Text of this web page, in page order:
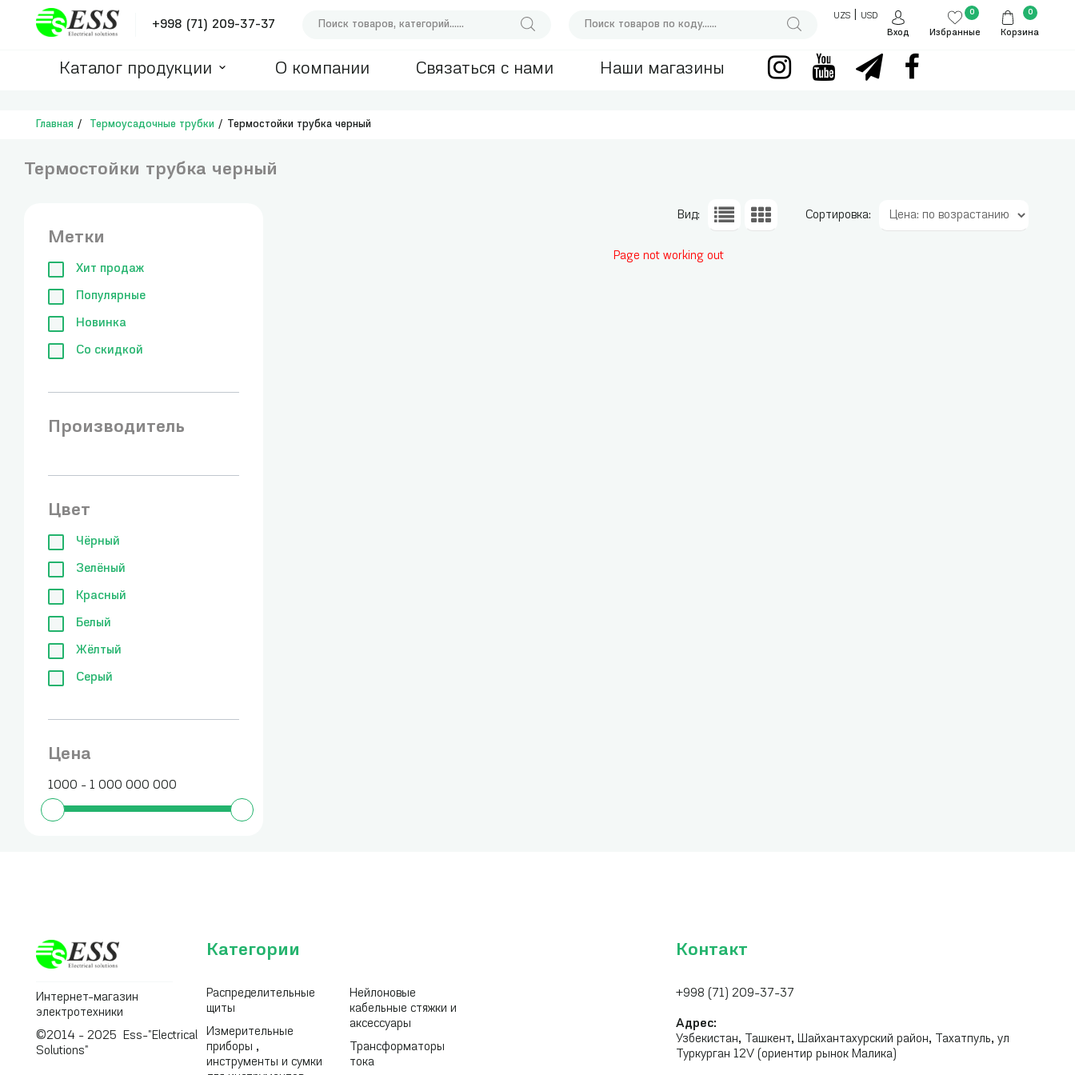
+998 (71) 209-37-37
UZS|
USD
Вход
Избранные
0
Корзина
0
Каталог продукции О компании Связаться с нами Наши магазины
Главная Термоусадочные трубки Термостойки трубка черный
Термостойки трубка черный
Метки
Хит продаж
Популярные
Новинка
Со скидкой
Производитель
Цвет
Чёрный
Зелёный
Красный
Белый
Жёлтый
Серый
Цена
1000 - 1 000 000 000
Вид: Сортировка:
Page not working out
Интернет-магазин
электротехники
©2014 - 2025 Ess-"Electrical
Solutions"
Категории
Распределительные
щиты
Измерительные
приборы ,
инструменты и сумки
Нейлоновые
кабельные стяжки и
аксессуары
Трансформаторы
тока
Контакт
+998 (71) 209-37-37
Адрес:
Узбекистан, Ташкент, Шайхантахурский район, Тахатпуль, ул
Туркурган 12V (ориентир рынок Малика)